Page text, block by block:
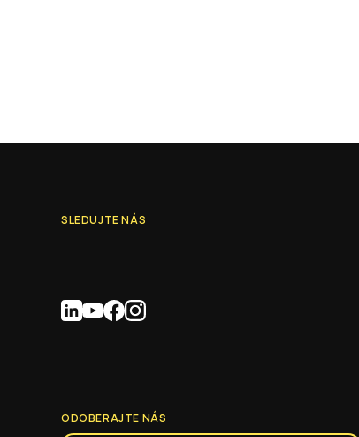
SLEDUJTE NÁS
ODOBERAJTE NÁS